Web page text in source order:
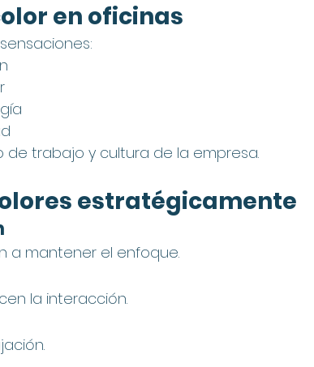
en oficinas
trabajo y cultura de la empresa.
estratégicamente
a mantener el enfoque.
la interacción.